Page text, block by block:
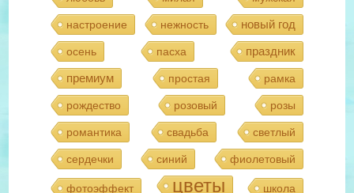
настроение нежность новый год
осень пасха
праздник
премиум
простая рамка
рождество розовый розы
романтика свадьба светлый
сердечки синий фиолетовый
фотоэффект цветы школа